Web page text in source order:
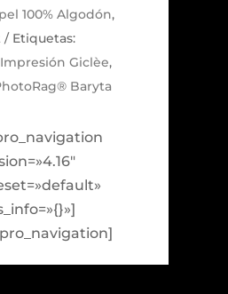
100% Algodón,
Etiquetas:
Impresión Giclèe,
Baryta